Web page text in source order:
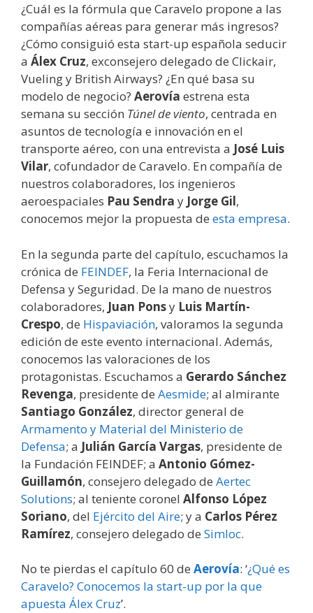
¿Cuál es la fórmula que Caravelo propone a las
compañías aéreas para generar más ingresos?
¿Cómo consiguió esta start-up española seducir
a Álex Cruz, exconsejero delegado de Clickair,
Vueling y British Airways? ¿En qué basa su
modelo de negocio? Aerovía estrena esta
semana su sección Túnel de viento, centrada en
asuntos de tecnología e innovación en el
transporte aéreo, con una entrevista a José Luis
Vilar, cofundador de Caravelo. En compañía de
nuestros colaboradores, los ingenieros
aeroespaciales Pau Sendra y Jorge Gil,
conocemos mejor la propuesta de esta empresa.
En la segunda parte del capítulo, escuchamos la
crónica de FEINDEF, la Feria Internacional de
Defensa y Seguridad. De la mano de nuestros
colaboradores, Juan Ponsy Luis Martín-
Crespo, de Hispaviación, valoramos la segunda
edición de este evento internacional. Además,
conocemos las valoraciones de los
protagonistas. Escuchamos a Gerardo Sánchez
Revenga, presidente de Aesmide; al almirante
Santiago González, director general de
Armamento y Material del Ministerio de
Defensa; a Julián García Vargas, presidente de
la Fundación FEINDEF; a Antonio Gómez-
Guillamón, consejero delegado de Aertec
Solutions; al teniente coronel Alfonso López
Soriano, del Ejército del Aire; y a Carlos Pérez
Ramírez, consejero delegado de Simloc.
No te pierdas el capítulo 60 de Aerovía: ‘¿Qué es
Caravelo? Conocemos la start-up por la que
apuesta Álex Cruz’.